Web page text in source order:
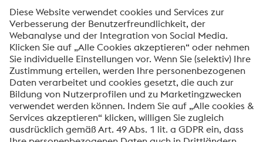
SENDEN
Anti-Roboter-Verifizierung
Hier klicken
FriendlyCaptcha ⇗
Mit dem Absenden dieses Formulars werden Ihre
personenbezogenen Daten zum Zweck der Bearbeitung
Ihrer Anfrage verarbeitet. Weitere Informationen zur